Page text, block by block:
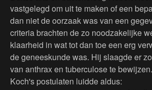
vastgelegd om uit te maken of een
dan niet de oorzaak was van een
criteria brachten de zo noodzakelijke
klaarheid in wat tot dan toe een erg
de geneeskunde was. Hij slaagde er
van anthrax en tuberculose te bewijzen.
Koch's postulaten luidde aldus: